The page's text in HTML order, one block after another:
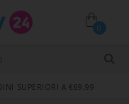
0
SUPERIORI A €69,99